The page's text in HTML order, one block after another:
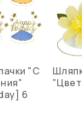
"С
6